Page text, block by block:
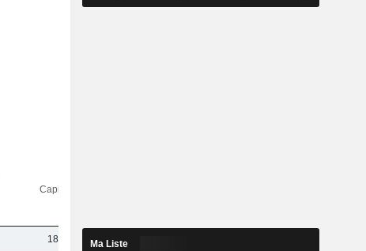
Capi.($)
188 M Ma Liste